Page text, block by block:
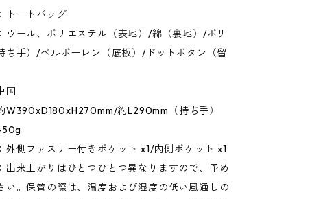
トートバッグ
ウール、ポリエステル（表地）/綿（裏地）/ポリ
ち手）/ベルポーレン（底板）/ドットボタン（留
国
W390xD180xH270mm/約L290mm（持ち手）
外側ファスナー付きポケット x1/内側ポケット x1
出来上がりはひとつひとつ異なりますので、予め
い。保管の際は、温度および湿度の低い風通しの